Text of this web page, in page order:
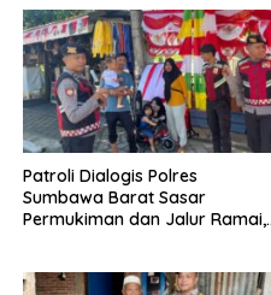
Patroli Dialogis Polres
Sumbawa Barat Sasar
Permukiman dan Jalur Ramai,